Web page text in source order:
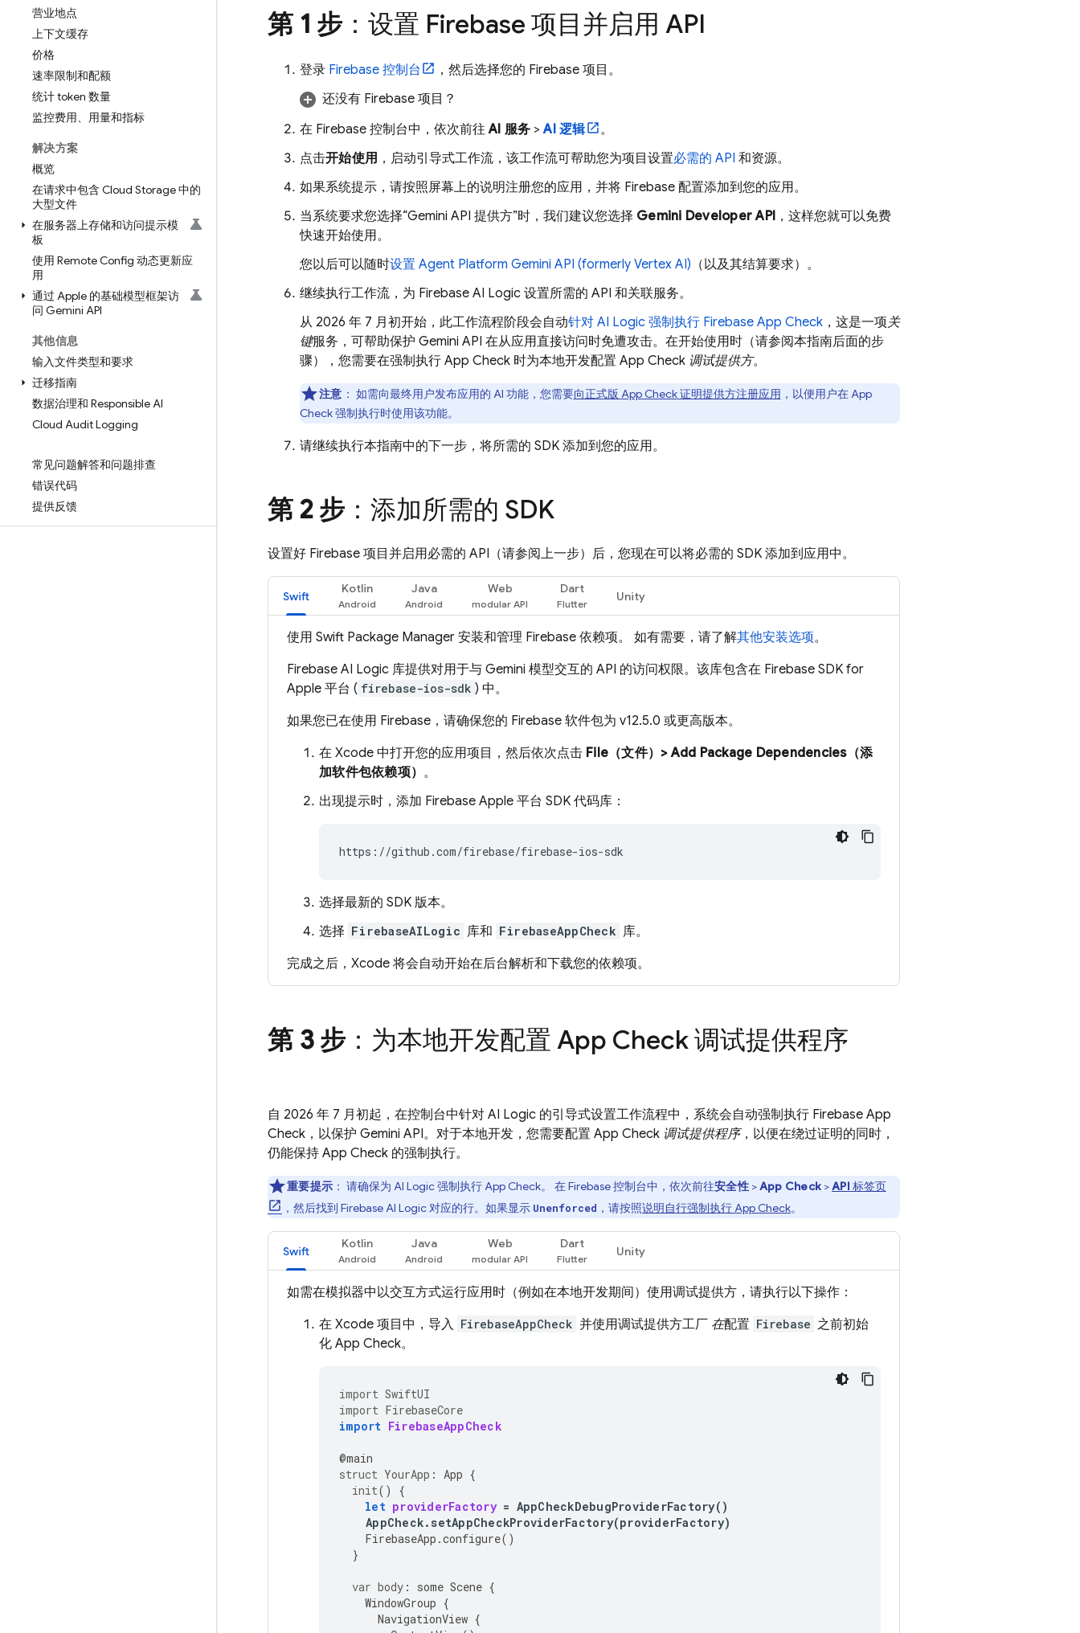
营业地点
上下文缓存
价格
速率限制和配额
统计 token 数量
监控费用、用量和指标
解决方案
概览
在请求中包含 Cloud Storage 中的
大型文件
在服务器上存储和访问提示模
板
使用 Remote Config 动态更新应
用
通过 Apple 的基础模型框架访
问 Gemini API
其他信息
输入文件类型和要求
迁移指南
数据治理和 Responsible AI
Cloud Audit Logging
常见问题解答和问题排查
错误代码
提供反馈
第 1 步 ：设置 Firebase 项目并启用 API
登录 Firebase 控制台
，然后选择您的 Firebase 项目。
还没有 Firebase 项目？
在 Firebase 控制台中，依次前往AI 服务 >AI 逻辑
。
点击开始使用 ，启动引导式工作流，该工作流可帮助您为项目设置必需的 API 和资源。
如果系统提示，请按照屏幕上的说明注册您的应用，并将 Firebase 配置添加到您的应用。
当系统要求您选择“Gemini API 提供方”时，我们建议您选择 Gemini Developer API ，这样您就可以免费
快速开始使用。
您以后可以随时设置 Agent Platform Gemini API (formerly Vertex AI) （以及其结算要求）。
继续执行工作流，为 Firebase AI Logic 设置所需的 API 和关联服务。
从 2026 年 7 月初开始，此工作流程阶段会自动针对 AI Logic 强制执行 Firebase App Check ，这是一项关
键服务，可帮助保护 Gemini API 在从应用直接访问时免遭攻击。在开始使用时（请参阅本指南后面的步
骤），您需要在强制执行 App Check 时为本地开发配置 App Check 调试提供方。
注意 ： 如需向最终用户发布应用的 AI 功能，您需要向正式版 App Check证明提供方注册应用 ，以便用户在App
Check强制执行时使用该功能。
请继续执行本指南中的下一步，将所需的 SDK 添加到您的应用。
第 2 步 ：添加所需的 SDK
设置好 Firebase 项目并启用必需的 API（请参阅上一步）后，您现在可以将必需的 SDK 添加到应用中。
Swift
Kotlin Java Web Dart
Unity
使用 Swift Package Manager 安装和管理 Firebase 依赖项。 如有需要，请了解其他安装选项。
Firebase AI Logic 库提供对用于与 Gemini 模型交互的 API 的访问权限。该库包含在 Firebase SDK for
Apple 平台 ( firebase-ios-sdk ) 中。
如果您已在使用 Firebase，请确保您的 Firebase 软件包为 v12.5.0 或更高版本。
在 Xcode 中打开您的应用项目，然后依次点击 File（文件）> Add Package Dependencies（添
加软件包依赖项） 。
出现提示时，添加 Firebase Apple 平台 SDK 代码库：
选择最新的 SDK 版本。
选择 FirebaseAILogic 库和 FirebaseAppCheck 库。
完成之后，Xcode 将会自动开始在后台解析和下载您的依赖项。
第 3 步 ：为本地开发配置App Check调试提供程序
自 2026 年 7 月初起，在控制台中针对 AI Logic 的引导式设置工作流程中，系统会自动强制执行 Firebase App
Check ，以保护 Gemini API。对于本地开发，您需要配置 App Check 调试提供程序，以便在绕过证明的同时，
仍能保持 App Check 的强制执行。
重要提示 ： 请确保为 AI Logic强制执行App Check。 在Firebase控制台中，依次前往安全性>App Check >API 标签页
，然后找到 Firebase AI Logic对应的行。如果显示 Unenforced ，请按照说明自行强制执行App Check。
Swift
Kotlin Java Web Dart
Unity
如需在模拟器中以交互方式运行应用时（例如在本地开发期间）使用调试提供方，请执行以下操作：
在 Xcode 项目中，导入 FirebaseAppCheck 并使用调试提供方工厂 在配置 Firebase 之前初始
化 App Check。
import SwiftUI
import FirebaseCore
import FirebaseAppCheck
@main
struct YourApp : App {
init()
{
let providerFactory = AppCheckDebugProviderFactory()
AppCheck. setAppCheckProviderFactory(providerFactory)
FirebaseApp .configure()
}
var body : some Scene {
WindowGroup {
NavigationView {